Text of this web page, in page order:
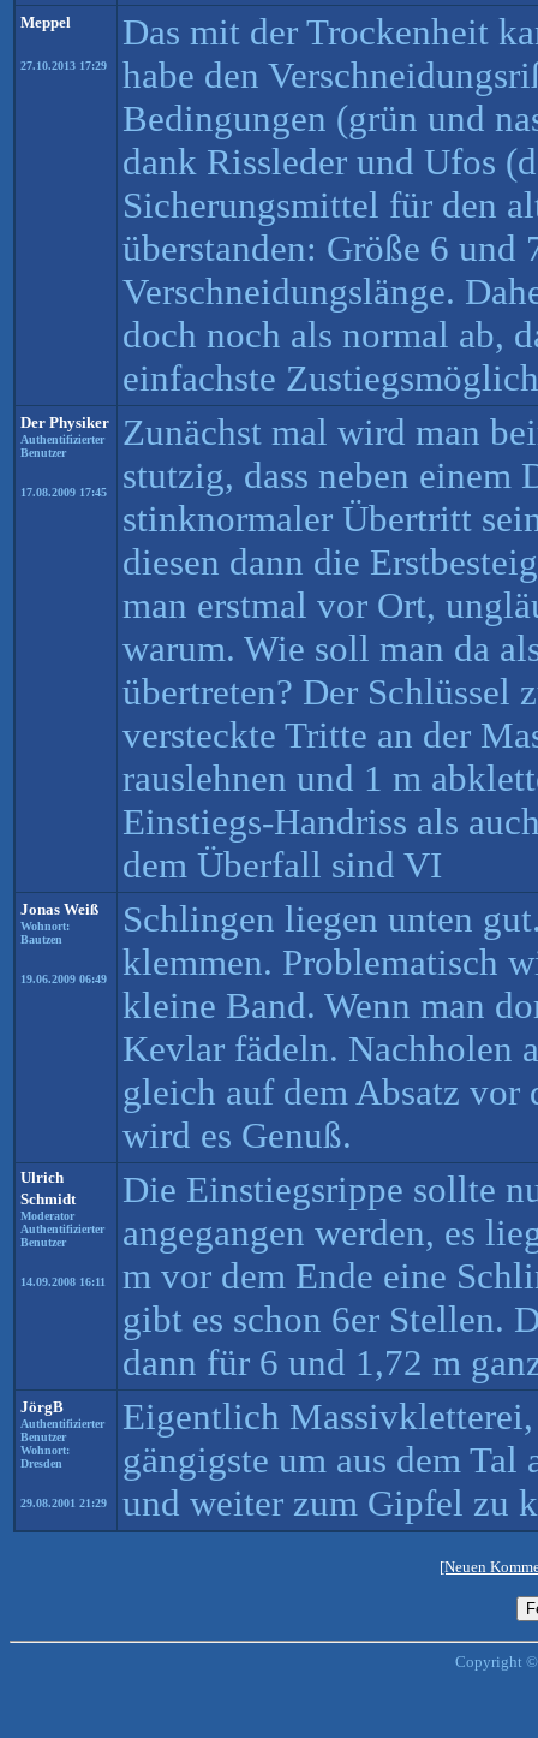
Meppel
27.10.2013 17:29
Das mit der Trockenheit
habe den
Bedingungen (grün und
dank Rissleder und Ufos
Sicherungsmittel für den
überstanden: Größe 6 und
Verschneidungslänge.
doch noch als normal ab,
einfachste
Der Physiker
Authentifizierter
Benutzer
17.08.2009 17:45
Zunächst mal wird man
stutzig, dass neben einem
stinknormaler Übertritt
diesen dann die
man erstmal vor Ort,
warum. Wie soll man da
übertreten? Der Schlüssel
versteckte Tritte an der
rauslehnen und 1 m
Einstiegs-Handriss als
dem Überfall sind VI
Jonas Weiß
Wohnort:
Bautzen
19.06.2009 06:49
Schlingen liegen unten
klemmen. Problematisch
kleine Band. Wenn man
Kevlar fädeln. Nachholen
gleich auf dem Absatz
wird es Genuß.
Ulrich
Schmidt
Moderator
Authentifizierter
Benutzer
14.09.2008 16:11
Die Einstiegsrippe sollte
angegangen werden, es
m vor dem Ende eine
gibt es schon 6er Stellen.
dann für 6 und 1,72 m
JörgB
Authentifizierter
Benutzer
Wohnort:
Dresden
29.08.2001 21:29
Eigentlich Massivkletterei,
gängigste um aus dem
und weiter zum Gipfel zu
[Neuen
Copyright ©